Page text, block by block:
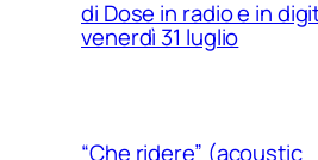
di Dose in radio e in
venerdì 31 luglio
“Che ridere” (acoustic